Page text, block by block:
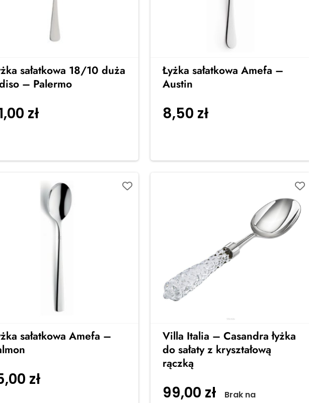
sałatkowa 18/10 duża
– Palermo
zł
Łyżka sałatkowa Amefa –
Austin
8,50 zł
sałatkowa Amefa –
zł
Villa Italia – Casandra łyżka
do sałaty z kryształową
rączką
99,00 zł
Brak na